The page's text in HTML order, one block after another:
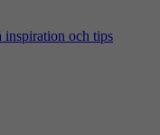
inspiration och tips